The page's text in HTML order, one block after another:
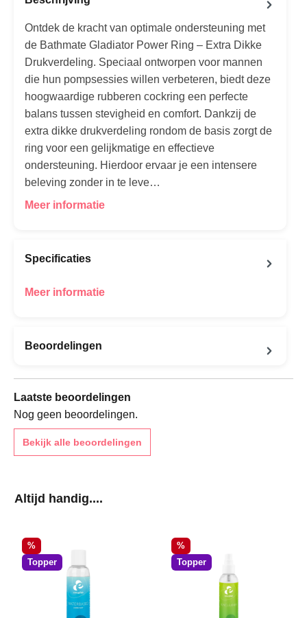
Ontdek de kracht van optimale ondersteuning met
de Bathmate Gladiator Power Ring – Extra Dikke
Drukverdeling. Speciaal ontworpen voor mannen
die hun pompsessies willen verbeteren, biedt deze
hoogwaardige rubberen cockring een perfecte
balans tussen stevigheid en comfort. Dankzij de
extra dikke drukverdeling rondom de basis zorgt de
ring voor een gelijkmatige en effectieve
ondersteuning. Hierdoor ervaar je een intensere
beleving zonder in te leve…
Meer informatie
Specificaties
Meer informatie
Beoordelingen
Laatste beoordelingen
Nog geen beoordelingen.
Bekijk alle beoordelingen
Productgalerij overslaan
Altijd handig....
Korting
%
Topper
Korting
%
Topper